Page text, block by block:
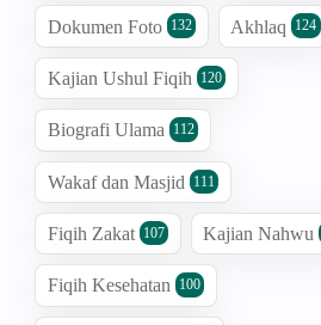
Dokumen Foto 132 Akhlaq 124
Kajian Ushul Fiqih 120
Biografi Ulama 112
Wakaf dan Masjid 111
Fiqih Zakat 107 Kajian Nahwu
Fiqih Kesehatan 100